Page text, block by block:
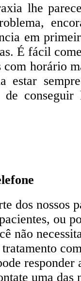
lhe
em
É fácil
com horário
estar
de
dos nossos
ou
não
responder
uma das